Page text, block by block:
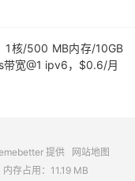
1核/500 MB内存/10GB
宽@1 ipv6，$0.6/月
提供
网站地图
存占用：11.19 MB